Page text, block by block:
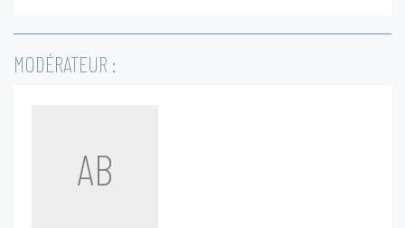
MODÉRATEUR :
AB